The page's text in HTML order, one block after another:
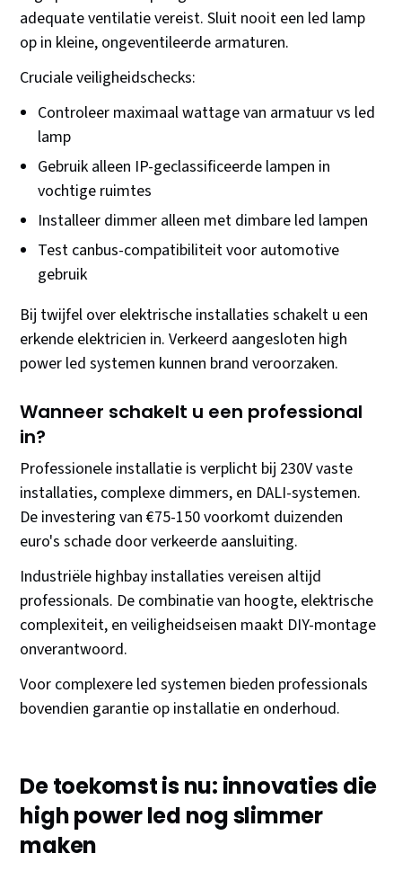
adequate ventilatie vereist. Sluit nooit een led lamp
op in kleine, ongeventileerde armaturen.
Cruciale veiligheidschecks:
Controleer maximaal wattage van armatuur vs led
lamp
Gebruik alleen IP-geclassificeerde lampen in
vochtige ruimtes
Installeer dimmer alleen met dimbare led lampen
Test canbus-compatibiliteit voor automotive
gebruik
Bij twijfel over elektrische installaties schakelt u een
erkende elektricien in. Verkeerd aangesloten high
power led systemen kunnen brand veroorzaken.
Wanneer schakelt u een professional
in?
Professionele installatie is verplicht bij 230V vaste
installaties, complexe dimmers, en DALI-systemen.
De investering van €75-150 voorkomt duizenden
euro's schade door verkeerde aansluiting.
Industriële highbay installaties vereisen altijd
professionals. De combinatie van hoogte, elektrische
complexiteit, en veiligheidseisen maakt DIY-montage
onverantwoord.
Voor complexere led systemen bieden professionals
bovendien garantie op installatie en onderhoud.
De toekomst is nu: innovaties die
high power led nog slimmer
maken